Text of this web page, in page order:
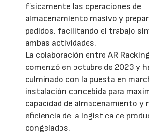
físicamente las operaciones de
almacenamiento masivo y
pedidos, facilitando el trabajo
ambas actividades.
La colaboración entre AR
comenzó en octubre de 2023 y
culminado con la puesta en
instalación concebida para
capacidad de almacenamiento y
eficiencia de la logística de
congelados.